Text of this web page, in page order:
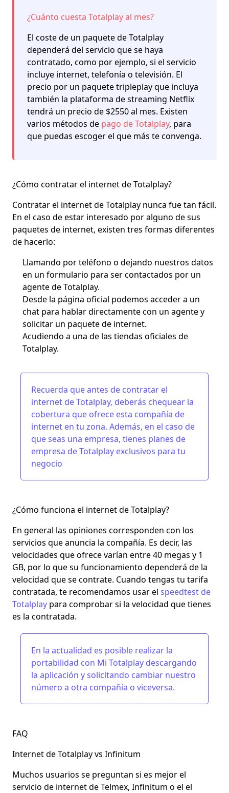
¿Cuánto cuesta Totalplay al mes?
El coste de un paquete de Totalplay
dependerá del servicio que se haya
contratado, como por ejemplo, si el servicio
incluye internet, telefonía o televisión. El
precio por un paquete tripleplay que incluya
también la plataforma de streaming Netflix
tendrá un precio de $2550 al mes. Existen
varios métodos de pago de Totalplay, para
que puedas escoger el que más te convenga.
¿Cómo contratar el internet de Totalplay?
Contratar el internet de Totalplay nunca fue tan fácil.
En el caso de estar interesado por alguno de sus
paquetes de internet, existen tres formas diferentes
de hacerlo:
Llamando por teléfono o dejando nuestros datos
en un formulario para ser contactados por un
agente de Totalplay.
Desde la página oficial podemos acceder a un
chat para hablar directamente con un agente y
solicitar un paquete de internet.
Acudiendo a una de las tiendas oficiales de
Totalplay.
Recuerda que antes de contratar el
internet de Totalplay, deberás chequear la
cobertura que ofrece esta compañía de
internet en tu zona. Además, en el caso de
que seas una empresa, tienes planes de
empresa de Totalplay exclusivos para tu
negocio
¿Cómo funciona el internet de Totalplay?
En general las opiniones corresponden con los
servicios que anuncia la compañía. Es decir, las
velocidades que ofrece varían entre 40 megas y 1
GB, por lo que su funcionamiento dependerá de la
velocidad que se contrate. Cuando tengas tu tarifa
contratada, te recomendamos usar el speedtest de
Totalplay para comprobar si la velocidad que tienes
es la contratada.
En la actualidad es posible realizar la
portabilidad con Mi Totalplay descargando
la aplicación y solicitando cambiar nuestro
número a otra compañía o viceversa.
FAQ
Internet de Totalplay vs Infinitum
Muchos usuarios se preguntan si es mejor el
servicio de internet de Telmex, Infinitum o el el